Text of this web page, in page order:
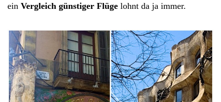
ein Vergleich günstiger Flüge lohnt da ja immer.